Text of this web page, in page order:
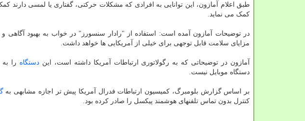
طبق اعلام آمازون، این توانایی به افرادی که مشکلات حرکتی، گفتاری یا لمسی دارند
کمک می نماید.
در توضیحات آمازون آمده است: استفاده از "رادار سنسورز" در خواب به بهبود
مزایای سلامت قابل توجهی برای خیلی از آمریکایی ها خواهد داشت.
آمازون در توضیحاتی که به رگولاتوری ارتباطات آمریکا داشته است، ایندستگاه را
دستگاه موبایل نیست.
بر اساس گزارش بلومبرگ، کمیسیون ارتباطات فدرال آمریکا پیش تر اجازه مشابهی به
کنترل بدون تماس تلفنهای هوشمند پیکسل را صادر کرده بود.